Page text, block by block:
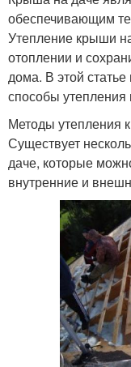
обеспечивающим
Утепление крыши
отоплении и
дома. В этой
способы
Методы утепления
Существует
даче, которые
внутренние и